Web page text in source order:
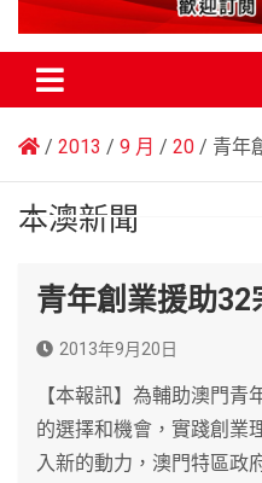
2013 9 月 20 青年
本澳新聞
青年創業援助32
2013年9月20日
【本報訊】為輔助澳門
的選擇和機會，實踐創業
入新的動力，澳門特區政